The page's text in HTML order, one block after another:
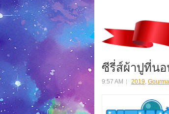
ซีรี่ส์ผ้าปูที่นอ
9:57 AM 2019,